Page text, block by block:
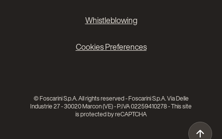
Whistleblowing
Cookies Preferences
© Foscarini S.p.A. All rights reserved - Foscarini S.p.A. Via Delle
Industrie 27 - 30020 Marcon (VE) - P.IVA 02259410278 - This site
is protected by reCAPTCHA